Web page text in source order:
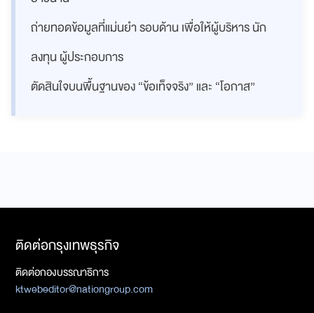
ถ่ายทอดข้อมูลที่แม่นยำ รอบด้าน เพื่อให้ผู้บริหาร นัก
ลงทุน ผู้ประกอบการ
ตัดสินใจบนพื้นฐานของ “ข้อเท็จจริง” และ “โอกาส”
ติดต่อกรุงเทพธุรกิจ
ติดต่อกองบรรณาธิการ
ktwebeditor@nationgroup.com